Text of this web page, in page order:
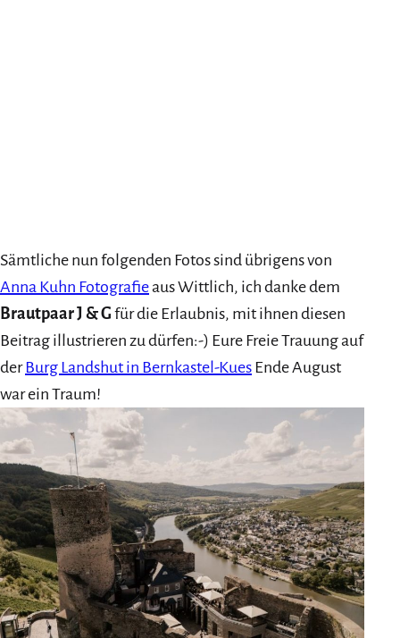
Sämtliche nun folgenden Fotos sind übrigens von
Anna Kuhn Fotografieaus Wittlich, ich danke dem
Brautpaar J & G für die Erlaubnis, mit ihnen diesen
Beitrag illustrieren zu dürfen:-) Eure Freie Trauung auf
derBurg Landshut in Bernkastel-Kues Ende August
war ein Traum!